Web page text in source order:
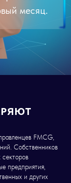
FMCG,
Собственников
предприятия,
и других